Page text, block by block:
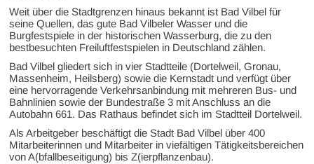
Weit über die Stadtgrenzen hinaus bekannt ist Bad Vilbel für
seine Quellen, das gute Bad Vilbeler Wasser und die
Burgfestspiele in der historischen Wasserburg, die zu den
bestbesuchten Freiluftfestspielen in Deutschland zählen.
Bad Vilbel gliedert sich in vier Stadtteile (Dortelweil, Gronau,
Massenheim, Heilsberg) sowie die Kernstadt und verfügt über
eine hervorragende Verkehrsanbindung mit mehreren Bus- und
Bahnlinien sowie der Bundestraße 3 mit Anschluss an die
Autobahn 661. Das Rathaus befindet sich im Stadtteil Dortelweil.
Als Arbeitgeber beschäftigt die Stadt Bad Vilbel über 400
Mitarbeiterinnen und Mitarbeiter in viefältigen Tätigkeitsbereichen
von A(bfallbeseitigung) bis Z(ierpflanzenbau).